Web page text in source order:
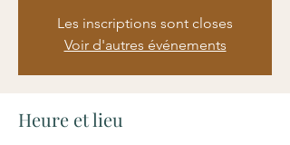
Les inscriptions sont closes
Voir d'autres événements
Heure et lieu